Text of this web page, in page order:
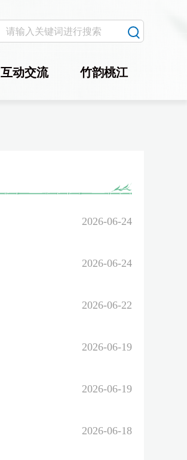
互动交流 竹韵桃江
2026-06-24
2026-06-24
2026-06-22
2026-06-19
2026-06-19
2026-06-18